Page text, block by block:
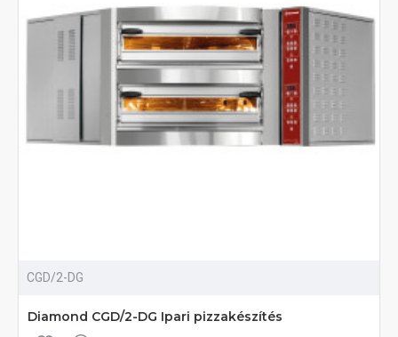
CGD/2-DG
Diamond CGD/2-DG Ipari pizzakészítés